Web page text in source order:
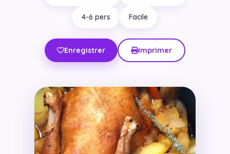
4-6 pers Facile
Enregistrer Imprimer